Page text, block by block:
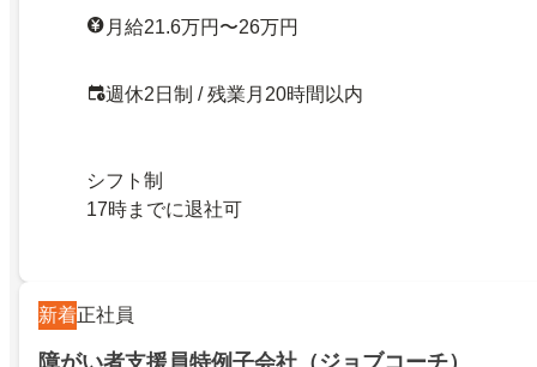
月給21.6万円〜26万円
週休2日制 / 残業月20時間以内
シフト制
17時までに退社可
新着正社員